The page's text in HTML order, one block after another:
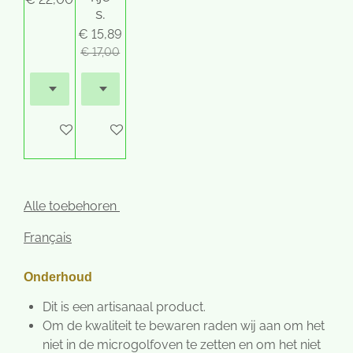
In winkelwagen
s.
€ 15,89
€ 17,00
In winkelwagen
Alle toebehoren
Français
Onderhoud
Dit is een artisanaal product.
Om de kwaliteit te bewaren raden wij aan om het
niet in de microgolfoven te zetten en om het niet